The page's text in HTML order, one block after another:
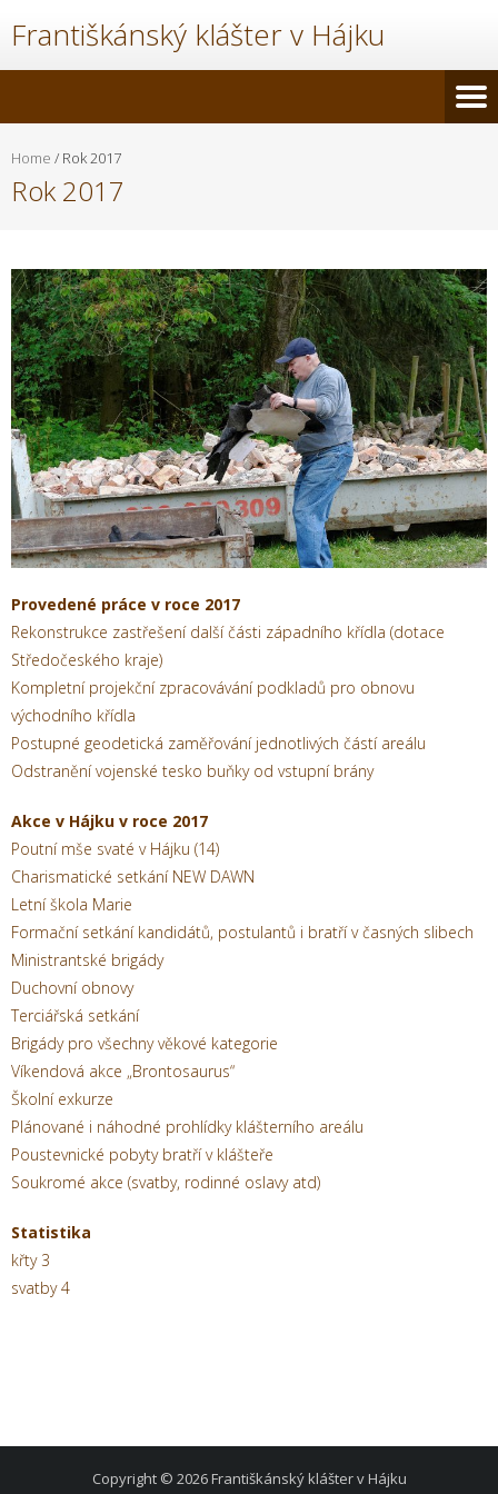
Františkánský klášter v Hájku
Home / Rok 2017
Rok 2017
Provedené práce v roce 2017
Rekonstrukce zastřešení další části západního křídla (dotace
Středočeského kraje)
Kompletní projekční zpracovávání podkladů pro obnovu
východního křídla
Postupné geodetická zaměřování jednotlivých částí areálu
Odstranění vojenské tesko buňky od vstupní brány
Akce v Hájku v roce 2017
Poutní mše svaté v Hájku (14)
Charismatické setkání NEW DAWN
Letní škola Marie
Formační setkání kandidátů, postulantů i bratří v časných slibech
Ministrantské brigády
Duchovní obnovy
Terciářská setkání
Brigády pro všechny věkové kategorie
Víkendová akce „Brontosaurus“
Školní exkurze
Plánované i náhodné prohlídky klášterního areálu
Poustevnické pobyty bratří v klášteře
Soukromé akce (svatby, rodinné oslavy atd)
Statistika
křty 3
svatby 4
Copyright © 2026Františkánský klášter v Hájku